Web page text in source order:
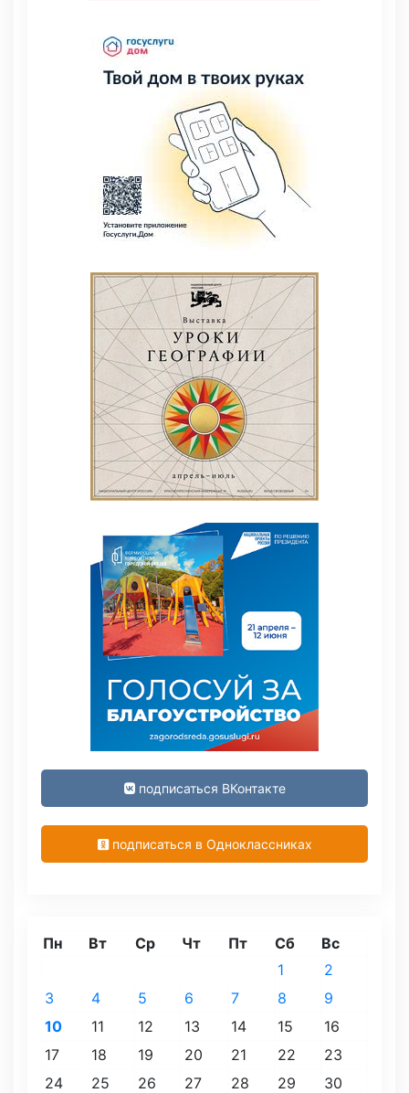
подписаться ВКонтакте
подписаться в Одноклассниках
Пн Вт Ср Чт Пт Сб
Вс
1
2
3
4 5 6 7 8
9
10
11 12 13 14 15
16
17
18 19 20 21 22
23
24
25 26 27 28 29 30